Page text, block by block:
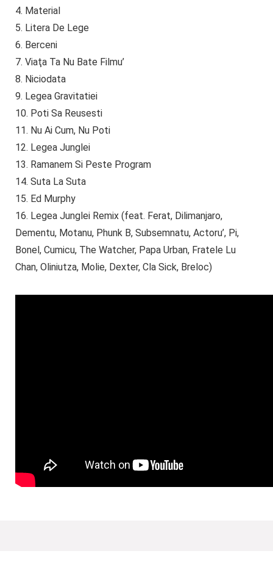
4. Material
5. Litera De Lege
6. Berceni
7. Viaţa Ta Nu Bate Filmu’
8. Niciodata
9. Legea Gravitatiei
10. Poti Sa Reusesti
11. Nu Ai Cum, Nu Poti
12. Legea Junglei
13. Ramanem Si Peste Program
14. Suta La Suta
15. Ed Murphy
16. Legea Junglei Remix (feat. Ferat, Dilimanjaro,
Dementu, Motanu, Phunk B, Subsemnatu, Actoru’, Pi,
Bonel, Cumicu, The Watcher, Papa Urban, Fratele Lu
Chan, Oliniutza, Molie, Dexter, Cla Sick, Breloc)